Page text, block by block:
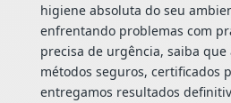
higiene absoluta do seu
enfrentando problemas com
precisa de urgência, saiba que
métodos seguros, certificados
entregamos resultados